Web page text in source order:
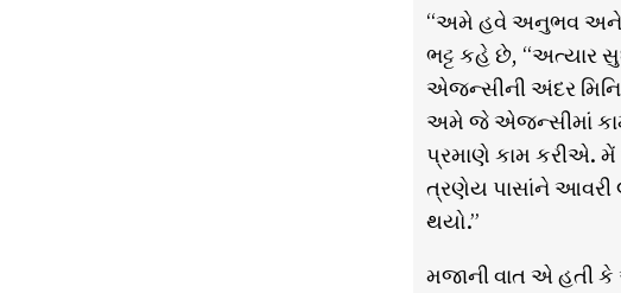
“અમે હવે અનુભવ અને
ભટ્ટ કહે છે, “અત્યાર
એજન્સીની અંદર
અમે જે એજન્સીમાં
પ્રમાણે કામ કરીએ.
ત્રણેય પાસાંને આવરી
થયો.”
મજાની વાત એ હતી કે